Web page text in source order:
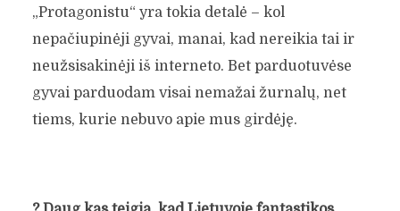
„Protagonistu“ yra tokia detalė – kol
nepačiupinėji gyvai, manai, kad nereikia tai ir
neužsisakinėji iš interneto. Bet parduotuvėse
gyvai parduodam visai nemažai žurnalų, net
tiems, kurie nebuvo apie mus girdėję.